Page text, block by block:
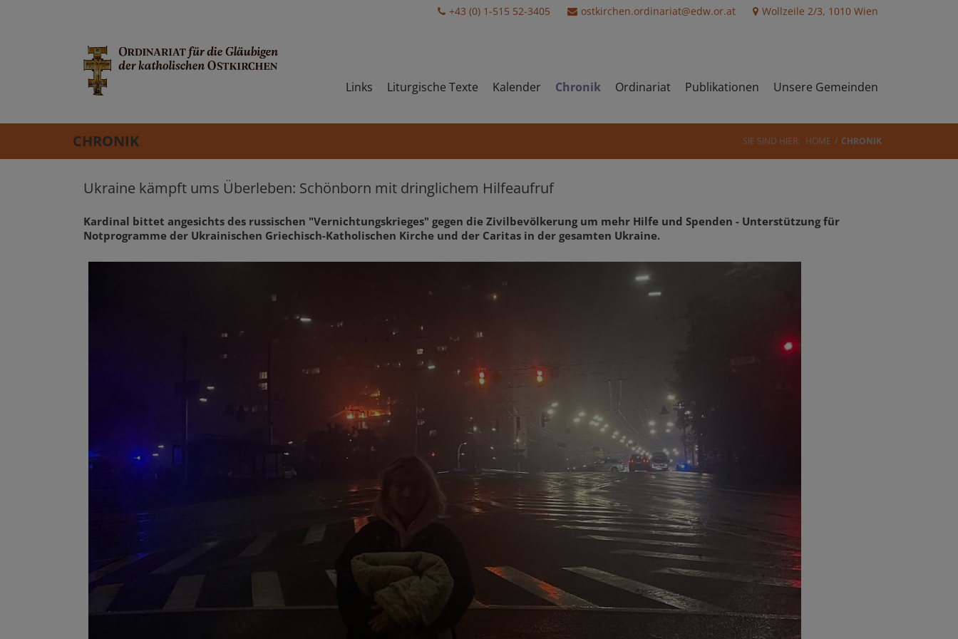
+43 (0) 1-515 52-3405 ostkirchen.ordinariat@edw.or.at Wollzeile 2/3, 1010 Wien
Links Liturgische Texte Kalender Chronik Ordinariat Publikationen Unsere Gemeinden
CHRONIK SIE SIND HIER: HOME CHRONIK
Ukraine kämpft ums Überleben: Schönborn mit dringlichem Hilfeaufruf
Kardinal bittet angesichts des russischen "Vernichtungskrieges" gegen die Zivilbevölkerung um mehr Hilfe und Spenden - Unterstützung für
Notprogramme der Ukrainischen Griechisch-Katholischen Kirche und der Caritas in der gesamten Ukraine.